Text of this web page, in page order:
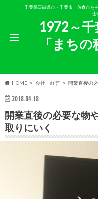
千葉県四街道市・千葉市・佐倉市を
士
1972～
「まち
HOME 会社・経営 開業直後の
2018.04.18
開業直後の必要な物
取りにいく